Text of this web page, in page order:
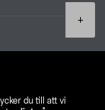
du till att vi
+